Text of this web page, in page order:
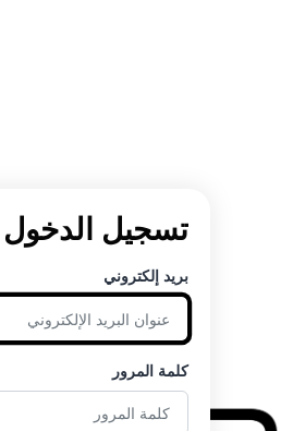
تسجيل الدخول
بريد إلكتروني
كلمة المرور